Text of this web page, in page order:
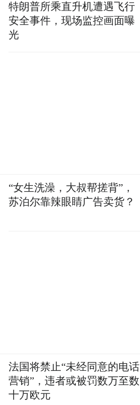
特朗普所乘直升机遭遇飞行
安全事件，现场监控画面曝
光
“女生洗澡，大叔帮搓背”，
苏泊尔靠辣眼睛广告卖货？
法国将禁止“未经同意的电话
营销”，违者或被罚数万至数
十万欧元